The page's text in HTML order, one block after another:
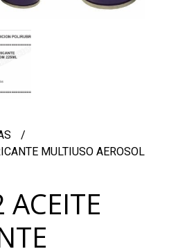
MULTIUSO AEROSOL
ACEITE